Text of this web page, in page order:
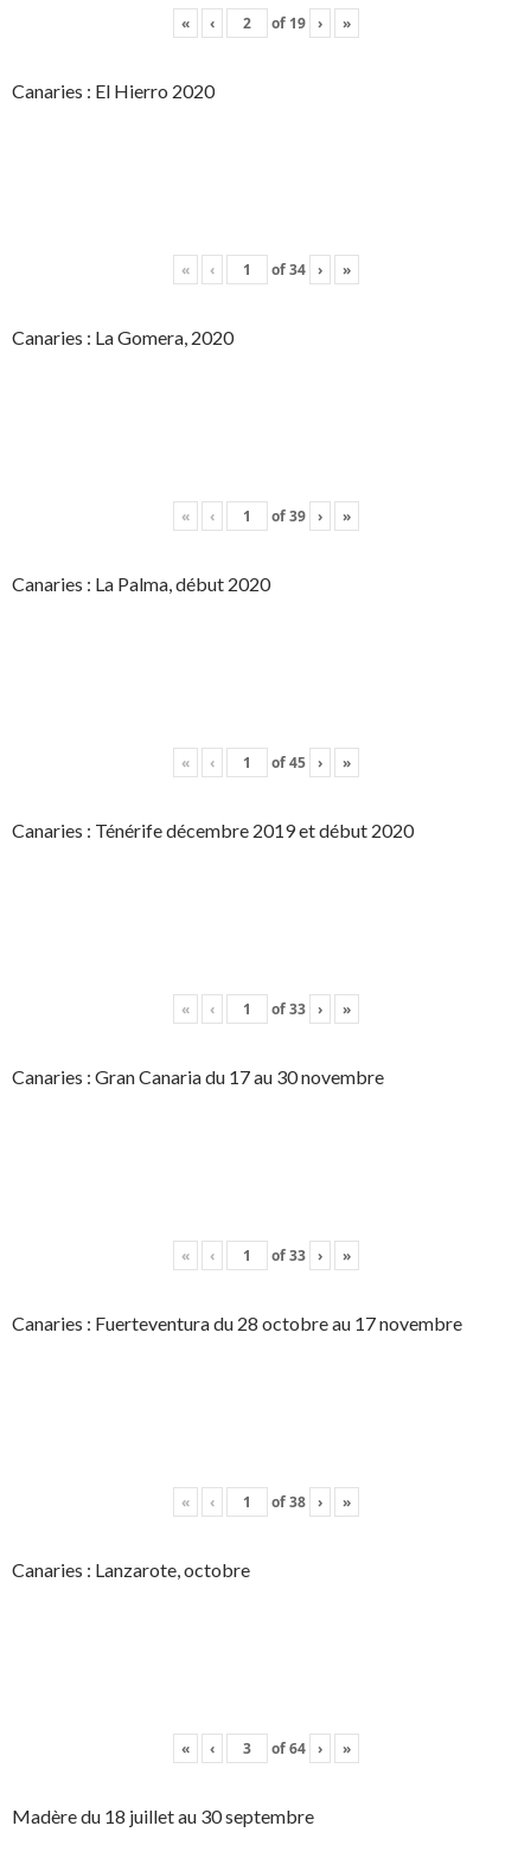
« ‹ of 19 › »
Canaries : El Hierro 2020
« ‹ of34 › »
Canaries : La Gomera, 2020
« ‹ of39 › »
Canaries : La Palma, début 2020
« ‹ of45 › »
Canaries : Ténérife décembre 2019 et début 2020
« ‹ of33 › »
Canaries : Gran Canaria du 17 au 30 novembre
« ‹ of33 › »
Canaries : Fuerteventura du 28 octobre au 17 novembre
« ‹ of38 › »
Canaries : Lanzarote, octobre
« ‹ of64 › »
Madère du 18 juillet au 30 septembre